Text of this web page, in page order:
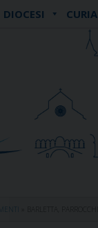
DIOCESI CURIA